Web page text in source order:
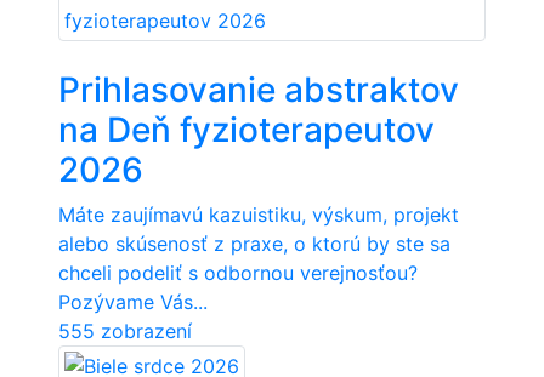
Prihlasovanie abstraktov
na Deň fyzioterapeutov
2026
Máte zaujímavú kazuistiku, výskum, projekt
alebo skúsenosť z praxe, o ktorú by ste sa
chceli podeliť s odbornou verejnosťou?
Pozývame Vás...
555 zobrazení